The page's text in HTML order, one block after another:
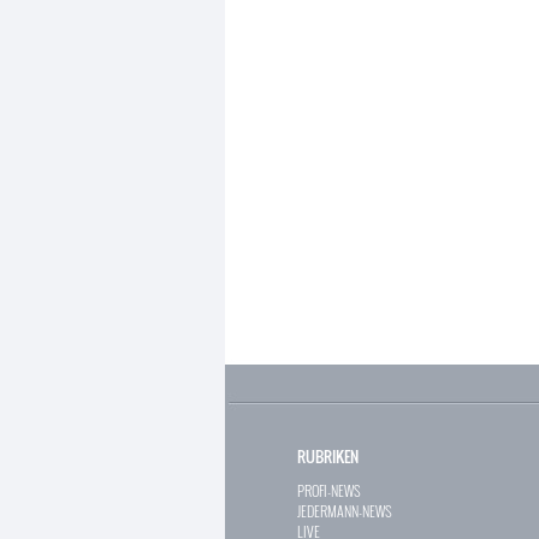
RUBRIKEN
PROFI-NEWS
JEDERMANN-NEWS
LIVE